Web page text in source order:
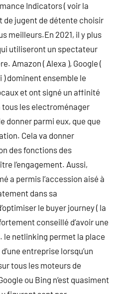
Indicators ( voir la
de jugent de détente choisir
meilleurs.En 2021, il y plus
utiliseront un spectateur
Amazon ( Alexa ), Google (
) dominent ensemble le
et ont signé un affinité
tous les electroménager
donner parmi eux, que que
Cela va donner
des fonctions des
l’engagement. Aussi,
a permis l’accession aisé à
dans sa
le buyer journey ( la
conseillé d’avoir une
le netlinking permet la place
entreprise lorsqu’un
tous les moteurs de
ou Bing n’est quasiment